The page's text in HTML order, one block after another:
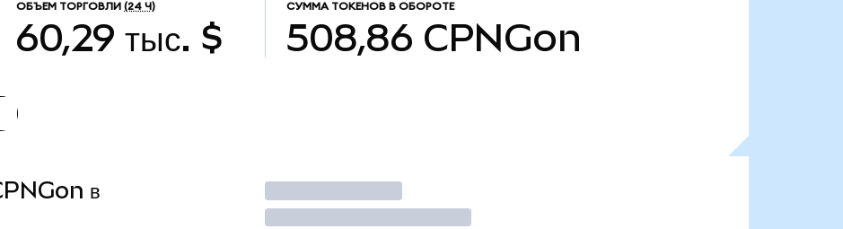
ОБЪЕМ ТОРГОВЛИ (24 Ч)
60,29 тыс. $
СУММА ТОКЕНОВ В ОБОРОТЕ
508,86 CPNGon
в Торговать